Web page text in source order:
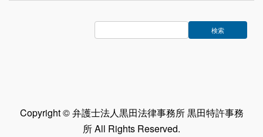
Copyright © 弁護士法人黒田法律事務所 黒田特許事務
所 All Rights Reserved.